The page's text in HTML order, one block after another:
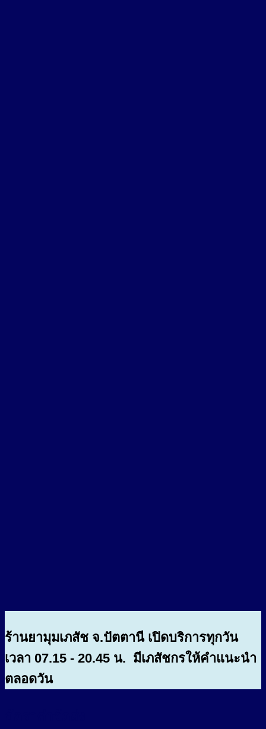
ร้านยามุมเภสัช จ.ปัตตานี เปิดบริการทุกวัน
เวลา 07.15 - 20.45 น. มีเภสัชกรให้คำแนะนำ
ตลอดวัน